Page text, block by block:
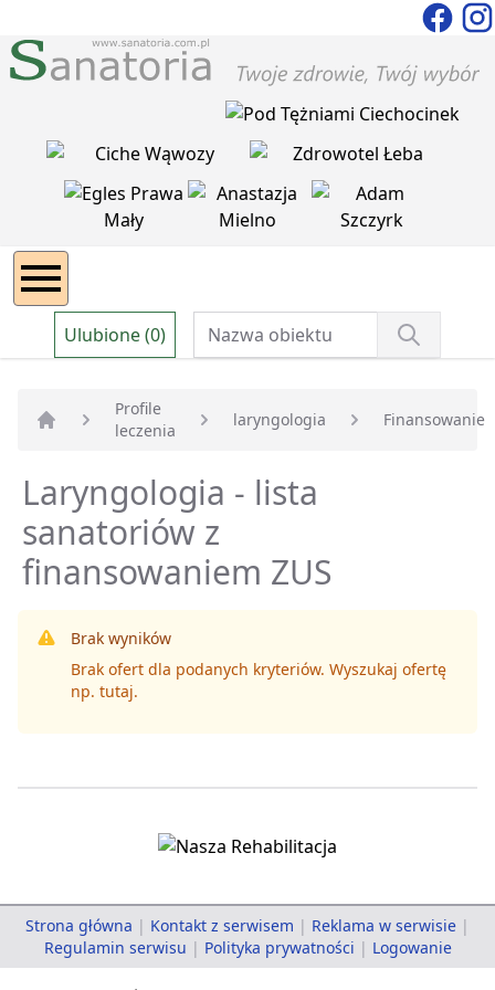
Ulubione (0)
Strona główna
Profile
leczenia
laryngologia Finansowanie
Laryngologia - lista
sanatoriów z
finansowaniem ZUS
Brak wyników
Brak ofert dla podanych kryteriów. Wyszukaj ofertę
np. tutaj.
Strona główna | Kontakt z serwisem | Reklama w serwisie |
Regulamin serwisu | Polityka prywatności | Logowanie